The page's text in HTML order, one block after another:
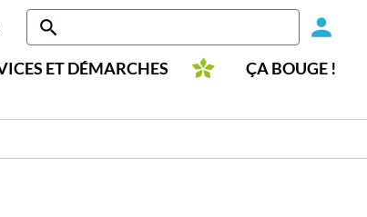
-
ET DÉMARCHES ÇA BOUGE !